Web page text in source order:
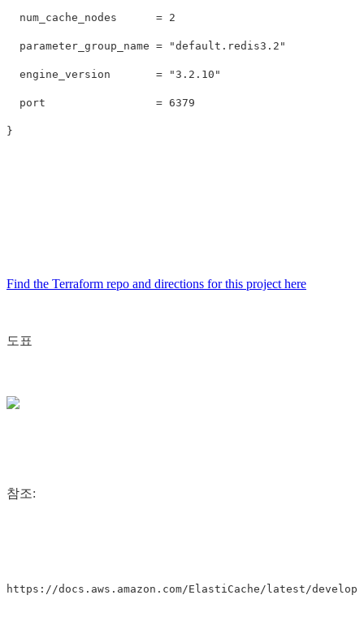
  num_cache_nodes      = 2
  parameter_group_name = "default.redis3.2"
  engine_version       = "3.2.10"
  port                 = 6379
}
Find the Terraform repo and directions for this project here
도표
참조:
https://docs.aws.amazon.com/ElastiCache/latest/